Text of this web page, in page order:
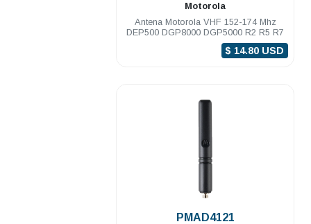
Motorola
Antena Motorola VHF 152-174 Mhz
DEP500 DGP8000 DGP5000 R2 R5 R7
$ 14.80 USD
PMAD4121